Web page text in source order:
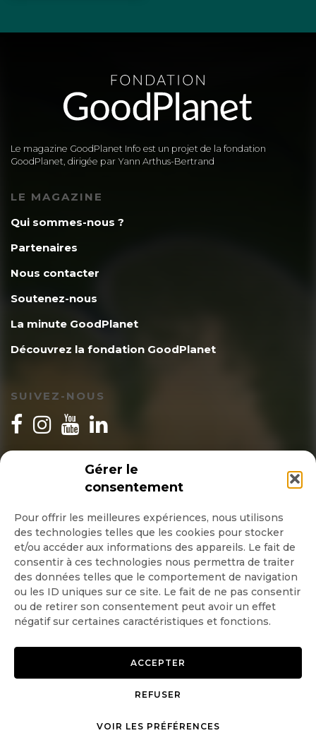
Gérer le
consentement
Pour offrir les meilleures expériences, nous utilisons
des technologies telles que les cookies pour stocker
et/ou accéder aux informations des appareils. Le fait de
consentir à ces technologies nous permettra de traiter
des données telles que le comportement de navigation
ou les ID uniques sur ce site. Le fait de ne pas consentir
ou de retirer son consentement peut avoir un effet
négatif sur certaines caractéristiques et fonctions.
ACCEPTER
REFUSER
VOIR LES PRÉFÉRENCES
Le magazine GoodPlanet Info est un projet de la fondation
GoodPlanet, dirigée par Yann Arthus-Bertrand
LE MAGAZINE
Qui sommes-nous ?
Partenaires
Nous contacter
Soutenez-nous
La minute GoodPlanet
Découvrez la fondation GoodPlanet
SUIVEZ-NOUS
INSCRIPTION NEWSLETTER
Quotidienne
Hebdo
OK
Politique de confidentialité